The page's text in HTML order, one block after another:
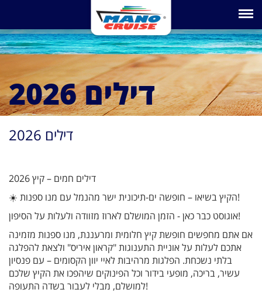
Toggle
דילים 2026
דילים 2026
דילים חמים – קיץ 2026
☀️ הקיץ בשיאו – חופשה ים-תיכונית ישר מהנמל עם מנו ספנות!
אוגוסט כבר כאן - הזמן המושלם לארוז מזוודה ולעלות על הסיפון!
אם אתם מחפשים חופשת קיץ חלומית ומרעננת, מנו ספנות מזמינה
אתכם לעלות על אוניית התענוגות "קראון איריס" ולצאת להפלגה
בלתי נשכחת. הפלגות מרהיבות לאיי יוון הקסומים – עם פנסיון
עשיר, בריכה, מופעי בידור וכל הפינוקים שיהפכו את הקיץ שלכם
למושלם, מבלי לעבור בשדה התעופה!